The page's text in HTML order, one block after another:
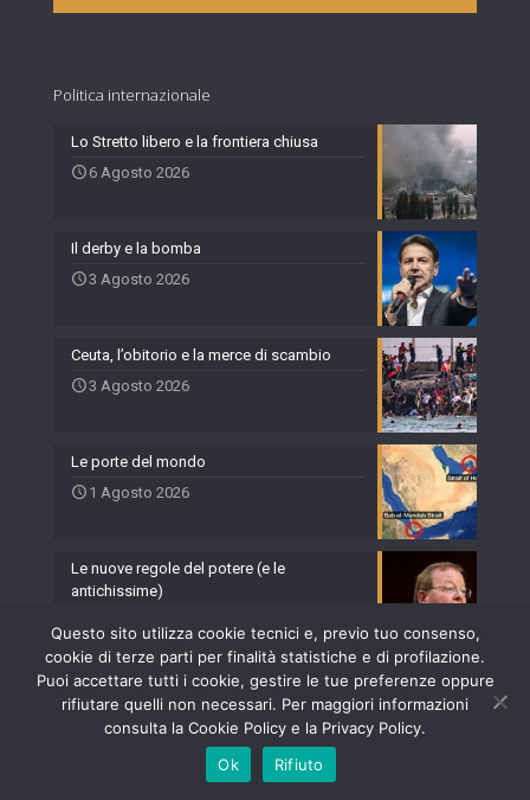
Politica internazionale
Lo Stretto libero e la frontiera chiusa
6 Agosto 2026
Il derby e la bomba
3 Agosto 2026
Ceuta, l’obitorio e la merce di scambio
3 Agosto 2026
Le porte del mondo
1 Agosto 2026
Le nuove regole del potere (e le
antichissime)
Il mondo in territorio inesplorato
30 Luglio 2026
Quattro giorni di finta pace
Questo sito utilizza cookie tecnici e, previo tuo consenso,
cookie di terze parti per finalità statistiche e di profilazione.
Puoi accettare tutti i cookie, gestire le tue preferenze oppure
rifiutare quelli non necessari. Per maggiori informazioni
consulta la Cookie Policy e la Privacy Policy.
Ok
Rifiuto